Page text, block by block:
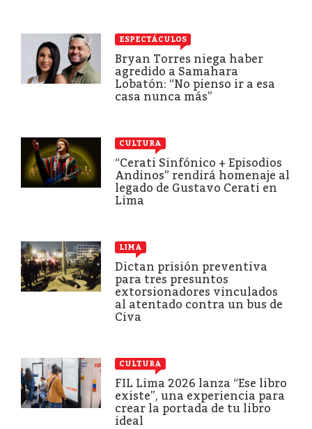
ESPECTÁCULOS
Bryan Torres niega haber
agredido a Samahara
Lobatón: “No pienso ir a esa
casa nunca más”
CULTURA
“Cerati Sinfónico + Episodios
Andinos” rendirá homenaje al
legado de Gustavo Cerati en
Lima
LIMA
Dictan prisión preventiva
para tres presuntos
extorsionadores vinculados
al atentado contra un bus de
Civa
CULTURA
FIL Lima 2026 lanza “Ese libro
existe”, una experiencia para
crear la portada de tu libro
ideal